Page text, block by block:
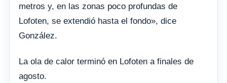
metros y, en las zonas poco profundas de
Lofoten, se extendió hasta el fondo», dice
González.
La ola de calor terminó en Lofoten a finales de
agosto.